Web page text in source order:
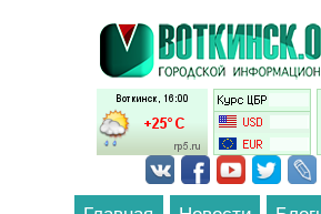
Перейти к основному содержанию